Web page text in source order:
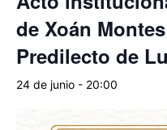
de Xoán
Predilecto de
24 de junio - 20:00